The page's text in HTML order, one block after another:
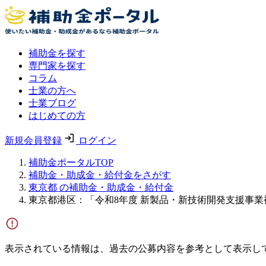
補助金を探す
専門家を探す
コラム
士業の方へ
士業ブログ
はじめての方
新規会員登録 ログイン
補助金ポータルTOP
補助金・助成金・給付金をさがす
東京都 の補助金・助成金・給付金
東京都港区：「令和8年度 新製品・新技術開発支援事業
表示されている情報は、過去の公募内容を参考として表示し